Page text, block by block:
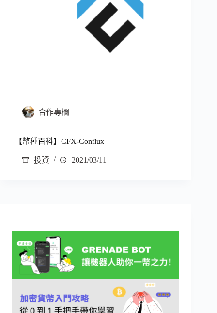
合作專欄
【幣種百科】CFX-Conflux
投資 2021/03/11